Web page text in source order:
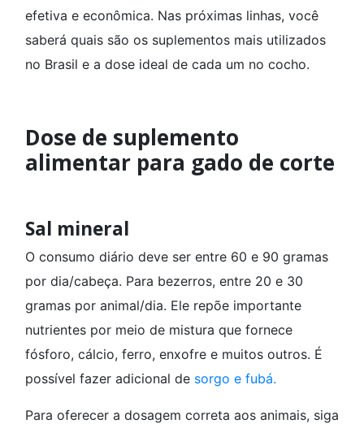
efetiva e econômica. Nas próximas linhas, você
saberá quais são os suplementos mais utilizados
no Brasil e a dose ideal de cada um no cocho.
Dose de suplemento
alimentar para gado de corte
Sal mineral
O consumo diário deve ser entre 60 e 90 gramas
por dia/cabeça. Para bezerros, entre 20 e 30
gramas por animal/dia. Ele repõe importante
nutrientes por meio de mistura que fornece
fósforo, cálcio, ferro, enxofre e muitos outros. É
possível fazer adicional de sorgo e fubá.
Para oferecer a dosagem correta aos animais, siga